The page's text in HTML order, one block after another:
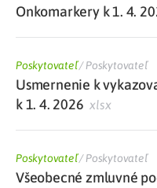
Onkomarkery k 1. 4.
Poskytovateľ/Poskytovateľ
Usmernenie k
k 1. 4. 2026 xlsx
Poskytovateľ/Poskytovateľ
Všeobecné zmluvné